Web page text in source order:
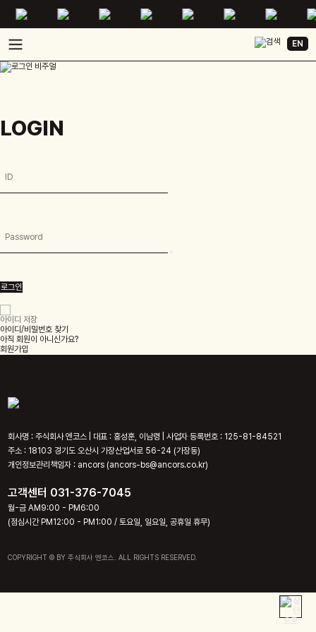
EN
LOGIN
로그인
아이디 저장
아이디/비밀번호 찾기
아직 회원이 아니신가요?
회원가입
회사명 : 주식회사 엔코스 대표 : 홍성훈, 이남령 |사업자 등록번호 : 125-81-84521
주소 : 18103 경기도 오산시 가장산업서로 56-24 (가장동)
개인정보관리책임자 : ancors (ancors-bs@ancors.co.kr)
고객센터 031-376-7045
월-금 AM9:00 - PM6:00
(점심시간 PM12:00 - PM1:00 / 토요일, 일요일, 공휴일 휴무)
COPYRIGHT © BY 주식회사 엔코스. ALL RIGHTS RESERVED.